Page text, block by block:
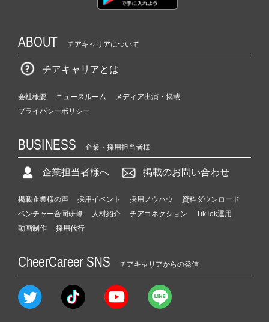
ABOUT チアキャリアについて
チアキャリアとは
会社概要 ニュースルーム
メディア出演・掲載
プライバシーポリシー
BUSINESS 企業・採用担当者様
企業担当者様へ 掲載のお問い合わせ
掲載企業様の声 採用イベント 採用ノウハウ
資料ダウンロード
ベンチャー合同研修
人材紹介 チアコネクション
TikTok運用
動画制作
採用代行
CheerCareer SNS チアキャリアからの発信